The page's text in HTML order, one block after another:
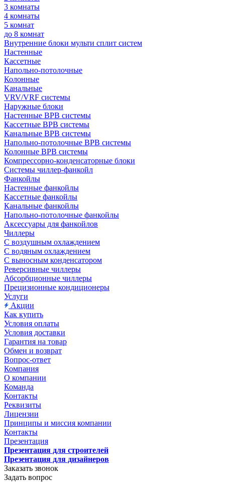
3 комнаты
4 комнаты
5 комнат
до 8 комнат
Внутренние блоки мульти сплит систем
Настенные
Кассетные
Напольно-потолочные
Колонные
Канальные
VRV/VRF системы
Наружные блоки
Настенные ВРВ системы
Кассетные ВРВ системы
Канальные ВРВ системы
Напольно-потолочные ВРВ системы
Колонные ВРВ системы
Компрессорно-конденсаторные блоки
Системы чиллер-фанкойл
Фанкойлы
Настенные фанкойлы
Кассетные фанкойлы
Канальные фанкойлы
Напольно-потолочные фанкойлы
Аксессуары для фанкойлов
Чиллеры
С воздушным охлаждением
С водяным охлаждением
С выносным конденсатором
Реверсивные чиллеры
Абсорбционные чиллеры
Прецизионные кондиционеры
Услуги
Акции
Как купить
Условия оплаты
Условия доставки
Гарантия на товар
Обмен и возврат
Вопрос-ответ
Компания
О компании
Команда
Контакты
Реквизиты
Лицензии
Принципы и миссия компании
Контакты
Презентация
Презентация для строителей
Презентация для дизайнеров
Заказать звонок
Задать вопрос